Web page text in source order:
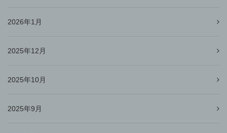
2026年1月
2025年12月
2025年10月
2025年9月